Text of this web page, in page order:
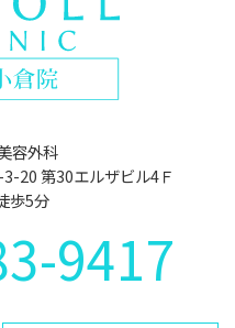
容外科
20 第30エルザビル4Ｆ
歩5分
9417